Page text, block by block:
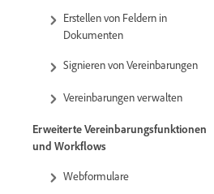
Erstellen von Feldern in
Dokumenten
Signieren von Vereinbarungen
Vereinbarungen verwalten
Erweiterte Vereinbarungsfunktionen
und Workflows
Webformulare